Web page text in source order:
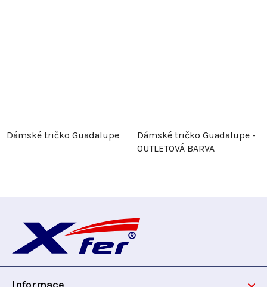
Dámské tričko Guadalupe
Dámské tričko Guadalupe -
OUTLETOVÁ BARVA
p